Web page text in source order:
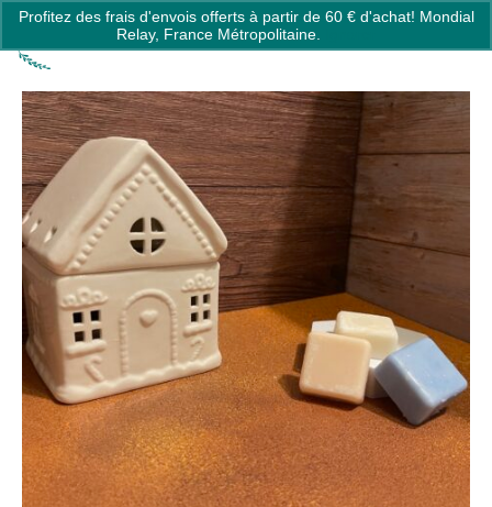
Profitez des frais d'envois offerts à partir de 60 € d'achat! Mondial
Relay, France Métropolitaine.